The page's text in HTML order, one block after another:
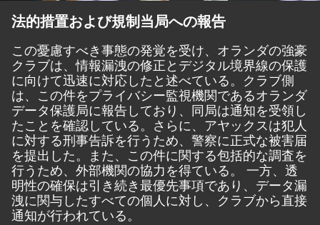
法的措置および規制当局への報告
この憂慮すべき事態の発覚を受け、オランダの強豪
クラブは、情報漏洩の修正とデジタル境界線の保護
に向けて迅速に対応したと述べている。クラブ側
は、この件をプライバシー監視機関であるオランダ
データ保護局に報告しており、同局は通知を受領し
たことを確認している。さらに、アヤックスは犯人
に対する刑事告訴を行うため、警察に正式な被害届
を提出した。また、この件に関する包括的な調査を
行うため、外部機関の協力を得ている。 一方、透
明性の確保は引き続き最優先事項であり、データ漏
洩に関与したすべての個人に対し、クラブから直接
通知が行われている。